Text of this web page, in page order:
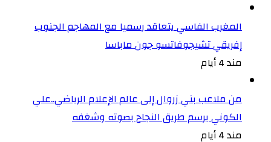
المغرب الفاسي يتعاقد رسميا مع المهاجم الجنوب
إفريقي تشيجوفاتسو جون ماباسا
مند 4 أيام
من ملاعب بني زروال إلى عالم الإعلام الرياضي..علي
الكوني يرسم طريق النجاح بصوته وشغفه
مند 4 أيام